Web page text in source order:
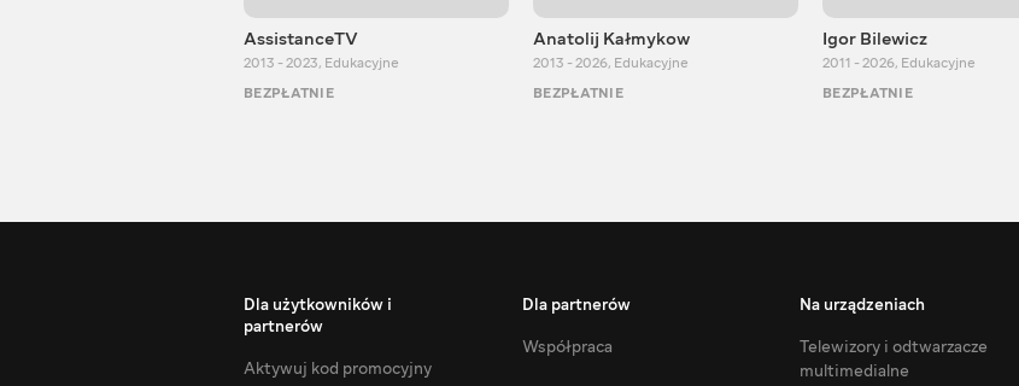
AssistanceTV
2013 - 2023, Edukacyjne
BEZPŁATNIE
Anatolij Kałmykow
2013 - 2026, Edukacyjne
BEZPŁATNIE
Igor Bilewicz
2011 - 2026, Edukacyjne
BEZPŁATNIE
Dla użytkowników i
partnerów
Aktywuj kod promocyjny
Dla partnerów
Współpraca
Na urządzeniach
Telewizory i odtwarzacze
multimedialne